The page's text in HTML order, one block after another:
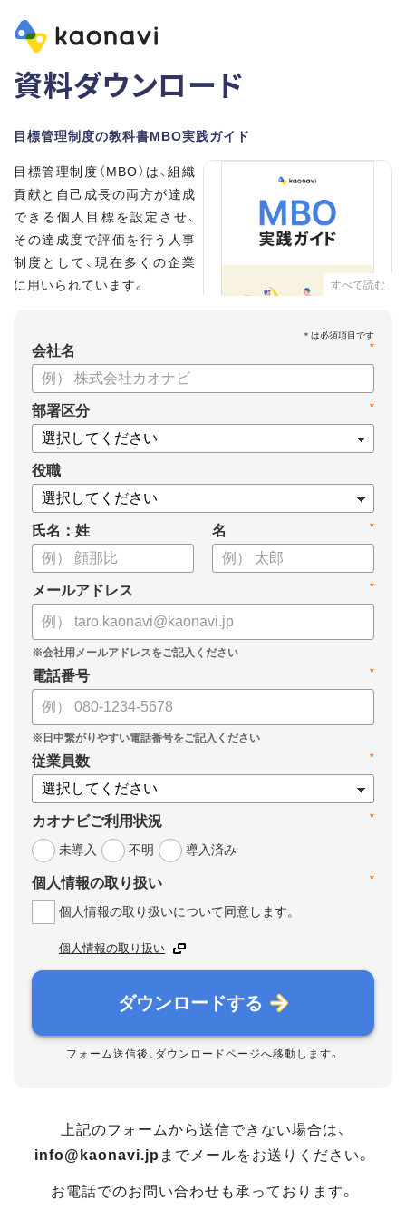
資料ダウンロード
目標管理制度の教科書MBO実践ガイド
すべて読む
目標管理制度（MBO）は、組織
貢献と自己成長の両方が達成
できる個人目標を設定させ、
その達成度で評価を行う人事
制度として、現在多くの企業
に用いられています。
・目標設定で意識する5つのポ
イント
・目標管理制度のメリット、デメリット
・もっと効果的に運用する3つのポイント
・目標管理制度がうまくいかない4つの理由
についてまとめましたので、ぜひお役立てください。
*
会社名
*
部署区分
役職
氏名：姓 *
名
*
メールアドレス
*
電話番号
*
従業員数
*
カオナビご利用状況
未導入
不明 導入済み
*
個人情報の取り扱い
個人情報の取り扱いについて同意します。
個人情報の取り扱い
ダウンロードする
フォーム送信後、ダウンロードページへ移動します。
上記のフォームから送信できない場合は、
info@kaonavi.jp までメールをお送りください。
お電話でのお問い合わせも承っております。